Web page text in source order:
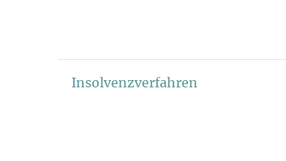
Insolvenzverfahren